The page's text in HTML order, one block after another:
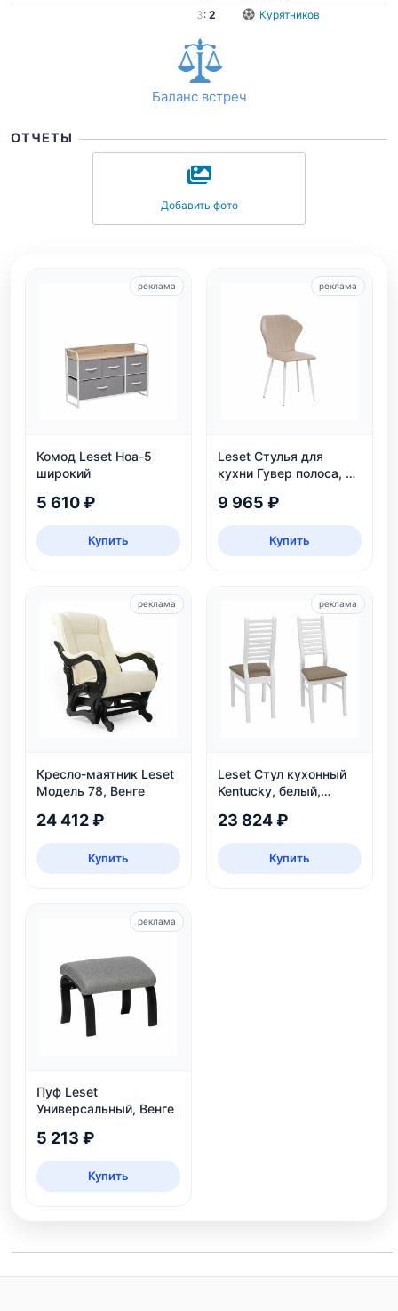
3: 2 Курятников
Баланс встреч
ОТЧЕТЫ
Добавить фото
Комод Leset Ноа-5
широкий
5 610 ₽
Купить
реклама
Leset Стулья для
кухни Гувер полоса, 2
9 965 ₽
Купить
реклама
Кресло-маятник Leset
Модель 78, Венге
24 412 ₽
Купить
реклама
Leset Стул кухонный
Kentucky, белый,
23 824 ₽
Купить
реклама
Пуф Leset
Универсальный, Венге
5 213 ₽
Купить
реклама